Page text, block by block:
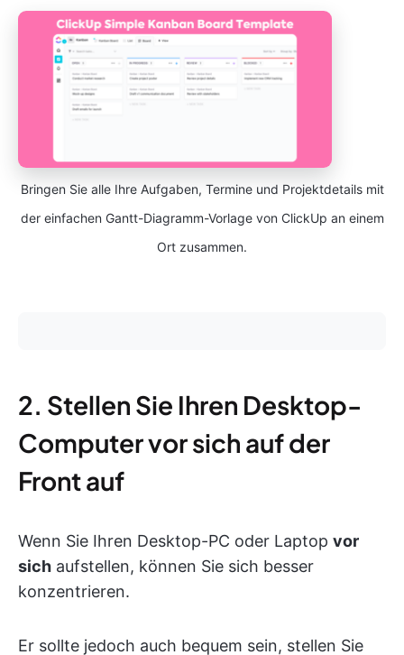
Bringen Sie alle Ihre Aufgaben, Termine und Projektdetails mit
der einfachen Gantt-Diagramm-Vorlage von ClickUp an einem
Ort zusammen.
2. Stellen Sie Ihren Desktop-
Computer vor sich auf der
Front auf
Wenn Sie Ihren Desktop-PC oder Laptop vor
sich aufstellen, können Sie sich besser
konzentrieren.
Er sollte jedoch auch bequem sein, stellen Sie